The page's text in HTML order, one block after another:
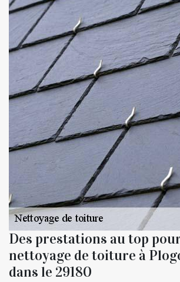
Des prestations au top
nettoyage de toiture à
dans le 29180